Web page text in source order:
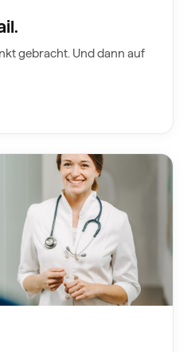
gebracht. Und dann auf